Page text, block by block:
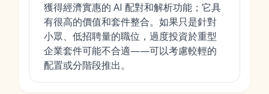
獲得經濟實惠的 AI 配對和解析功能；它具
有很高的價值和套件整合。如果只是針對
小眾、低招聘量的職位，過度投資於重型
企業套件可能不合適——可以考慮較輕的
配置或分階段推出。